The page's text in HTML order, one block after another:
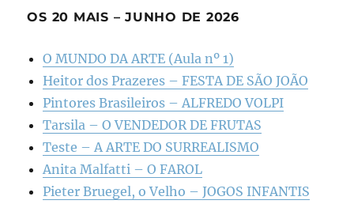
OS 20 MAIS – JUNHO DE 2026
O MUNDO DA ARTE (Aula nº 1)
Heitor dos Prazeres – FESTA DE SÃO JOÃO
Pintores Brasileiros – ALFREDO VOLPI
Tarsila – O VENDEDOR DE FRUTAS
Teste – A ARTE DO SURREALISMO
Anita Malfatti – O FAROL
Pieter Bruegel, o Velho – JOGOS INFANTIS